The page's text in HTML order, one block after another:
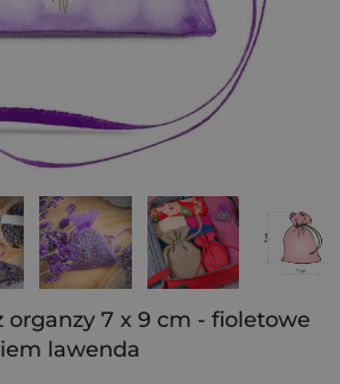
organzy 7 x 9 cm - fioletowe
lawenda